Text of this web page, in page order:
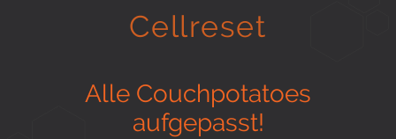
Sauna- und Freizeitcenter
Aktiv für Ihre Gesundheit
Cellreset
Alle Couchpotatoes
aufgepasst!